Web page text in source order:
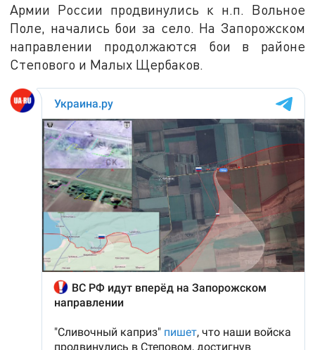
Армии России продвинулись к н.п. Вольное
Поле, начались бои за село. На Запорожском
направлении продолжаются бои в районе
Степового и Малых Щербаков.